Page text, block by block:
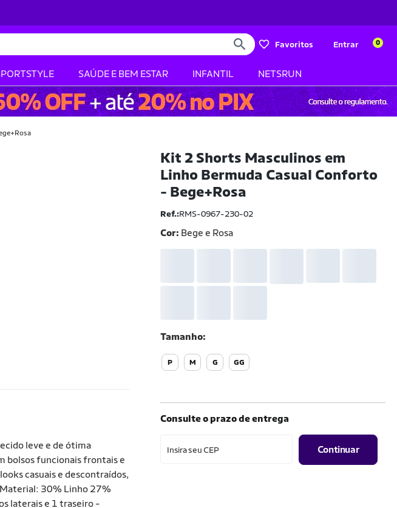
Favoritos Entrar 0
SAÚDE E BEM ESTAR INFANTIL NETSRUN
Kit 2 Shorts Masculinos em
Linho Bermuda Casual Conforto
- Bege+Rosa
Ref.:RMS-0967-230-02
Cor: Bege e Rosa
Tamanho
P M G GG
Consulte o prazo de entrega
Insira seu CEP Continuar
leve e de ótima
bolsos funcionais frontais e
casuais e descontraídos,
30% Linho 27%
laterais e 1 traseiro -